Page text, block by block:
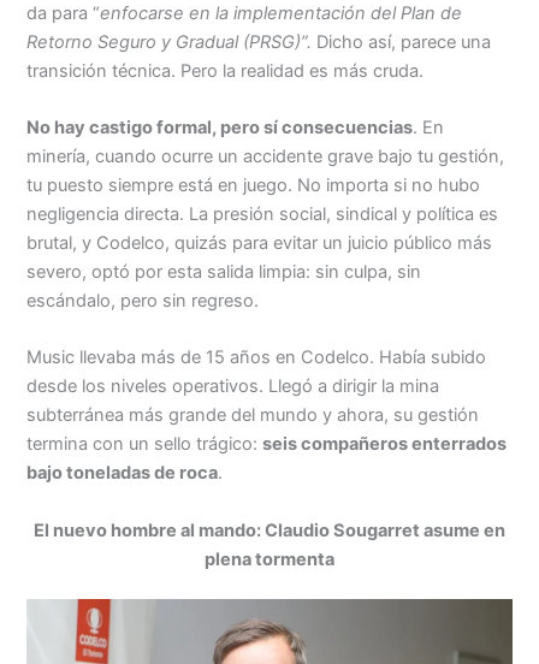
da para “enfocarse en la implementación del Plan de
Retorno Seguro y Gradual (PRSG)”. Dicho así, parece una
transición técnica. Pero la realidad es más cruda.
No hay castigo formal, pero sí consecuencias. En
minería, cuando ocurre un accidente grave bajo tu gestión,
tu puesto siempre está en juego. No importa si no hubo
negligencia directa. La presión social, sindical y política es
brutal, y Codelco, quizás para evitar un juicio público más
severo, optó por esta salida limpia: sin culpa, sin
escándalo, pero sin regreso.
Music llevaba más de 15 años en Codelco. Había subido
desde los niveles operativos. Llegó a dirigir la mina
subterránea más grande del mundo y ahora, su gestión
termina con un sello trágico:seis compañeros enterrados
bajo toneladas de roca.
El nuevo hombre al mando: Claudio Sougarret asume en
plena tormenta